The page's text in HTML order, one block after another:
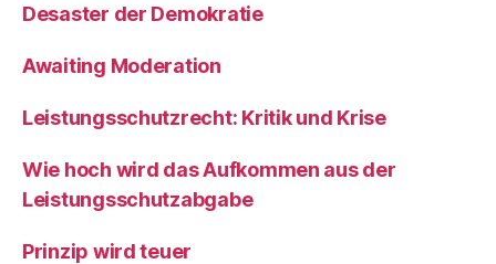
Desaster der Demokratie
Awaiting Moderation
Leistungsschutzrecht: Kritik und Krise
Wie hoch wird das Aufkommen aus der
Leistungsschutzabgabe
Prinzip wird teuer